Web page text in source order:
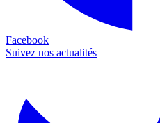
Facebook
Suivez nos actualités